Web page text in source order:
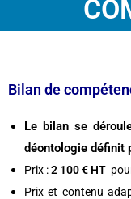
Bilan de
Le bilan se
déontologie définit
Prix :2 100€ HT
Prix et contenu